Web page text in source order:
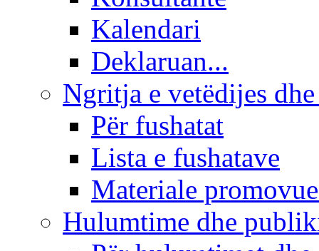
Kalendari
Deklaruan...
Ngritja e vetëdijes
Për fushatat
Lista e fushatave
Materiale
Hulumtime dhe